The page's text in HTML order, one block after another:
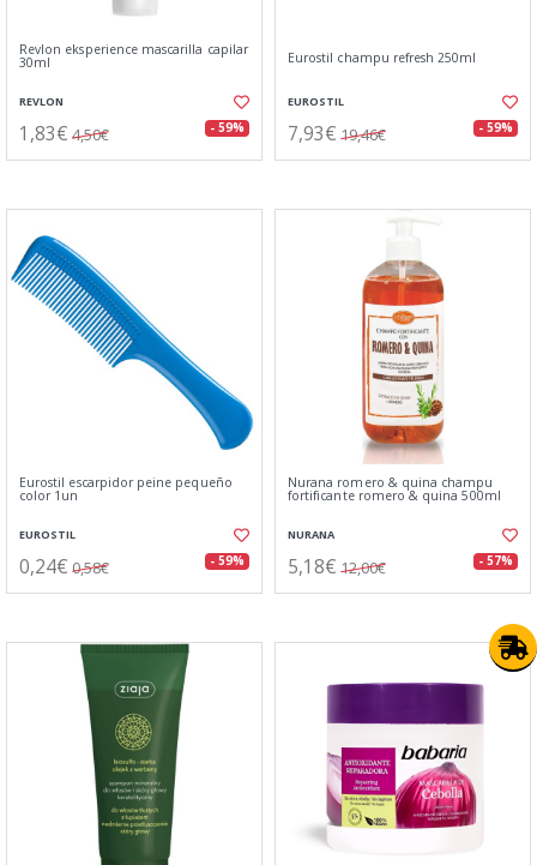
Revlon eksperience mascarilla capilar
30ml
REVLON
1,83€ 4,50€ - 59%
Eurostil champu refresh 250ml
EUROSTIL
7,93€ 19,46€ - 59%
Eurostil escarpidor peine pequeño
color 1un
EUROSTIL
0,24€ 0,58€ - 59%
Nurana romero & quina champu
fortificante romero & quina 500ml
NURANA
5,18€ 12,00€ - 57%